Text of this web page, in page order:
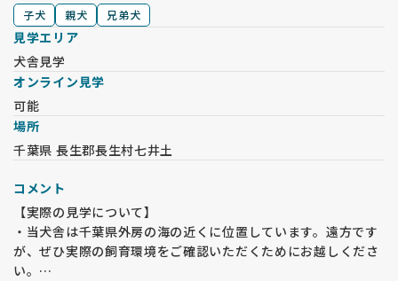
子犬 親犬 兄弟犬
見学エリア
犬舎見学
オンライン見学
可能
場所
千葉県 長生郡長生村七井土
コメント
【実際の見学について】
・当犬舎は千葉県外房の海の近くに位置しています。遠方です
が、ぜひ実際の飼育環境をご確認いただくためにお越しくださ
い。